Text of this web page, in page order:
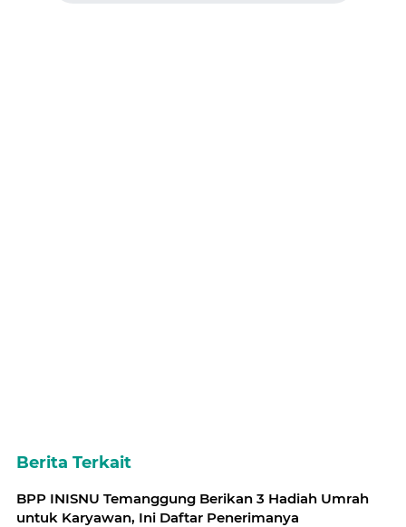
Berita Terkait
BPP INISNU Temanggung Berikan 3 Hadiah Umrah
untuk Karyawan, Ini Daftar Penerimanya